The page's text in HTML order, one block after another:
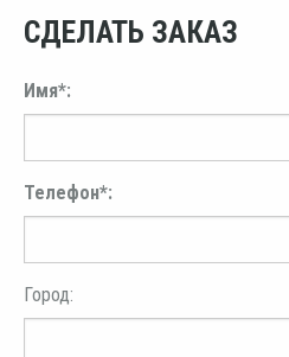
СДЕЛАТЬ ЗАКАЗ
Имя*:
Телефон*:
Город: